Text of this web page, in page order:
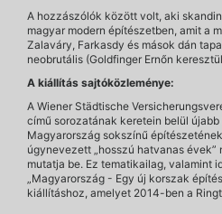
A hozzászólók között volt, aki
magyar modern építészetben, amit a
Zalaváry, Farkasdy és mások dán
neobrutális (Goldfinger Ernőn
A kiállítás sajtóközleménye:
A Wiener Städtische
című sorozatának keretein belül
Magyarország sokszínű
úgynevezett „hosszú hatvanas
mutatja be. Ez tematikailag, valamint
„Magyarország - Egy új korszak
kiállításhoz, amelyet 2014-ben a